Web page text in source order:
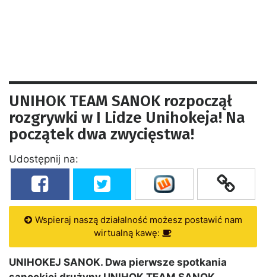
UNIHOK TEAM SANOK rozpoczął
rozgrywki w I Lidze Unihokeja! Na
początek dwa zwycięstwa!
Udostępnij na:
Wspieraj naszą działalność możesz postawić nam
wirtualną kawę:
UNIHOKEJ SANOK. Dwa pierwsze spotkania